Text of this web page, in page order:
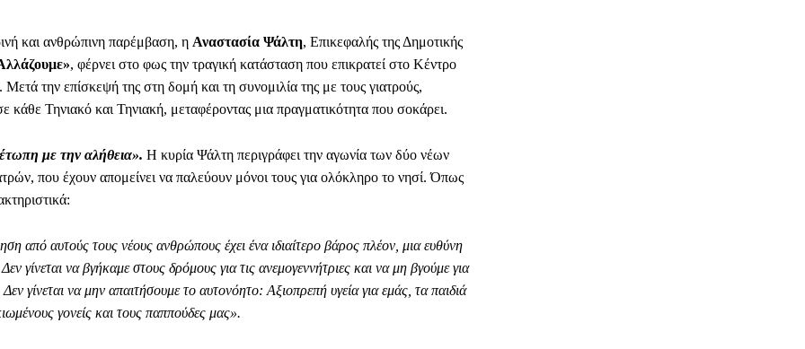
και ανθρώπινη παρέμβαση, η Αναστασία Ψάλτη, Επικεφαλής της Δημοτικής
, φέρνει στο φως την τραγική κατάσταση που επικρατεί στο Κέντρο
Μετά την επίσκεψή της στη δομή και τη συνομιλία της με τους γιατρούς,
κάθε Τηνιακό και Τηνιακή, μεταφέροντας μια πραγματικότητα που σοκάρει.
με την αλήθεια». Η κυρία Ψάλτη περιγράφει την αγωνία των δύο νέων
που έχουν απομείνει να παλεύουν μόνοι τους για ολόκληρο το νησί. Όπως
από αυτούς τους νέους ανθρώπους έχει ένα ιδιαίτερο βάρος πλέον, μια ευθύνη
γίνεται να βγήκαμε στους δρόμους για τις ανεμογεννήτριες και να μη βγούμε για
γίνεται να μην απαιτήσουμε το αυτονόητο: Αξιοπρεπή υγεία για εμάς, τα παιδιά
γονείς και τους παππούδες μας».